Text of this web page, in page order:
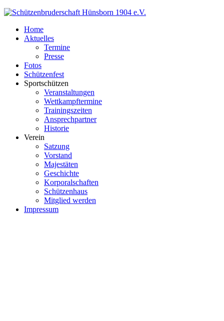
Home
Aktuelles
Termine
Presse
Fotos
Schützenfest
Sportschützen
Veranstaltungen
Wettkampftermine
Trainingszeiten
Ansprechpartner
Historie
Verein
Satzung
Vorstand
Majestäten
Geschichte
Korporalschaften
Schützenhaus
Mitglied werden
Impressum